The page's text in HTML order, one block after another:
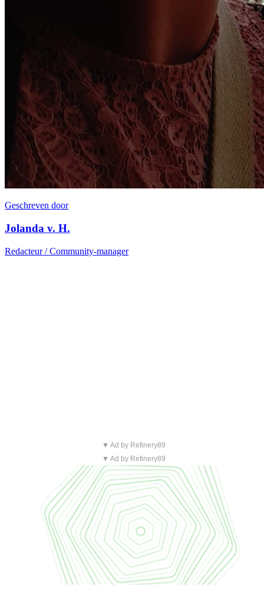
Geschreven door
Jolanda v. H.
Redacteur / Community-manager
▼ Ad by Refinery89
▼ Ad by Refinery89